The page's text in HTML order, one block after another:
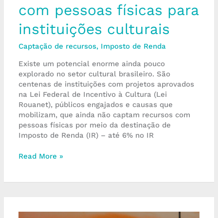
com pessoas físicas para
instituições culturais
Captação de recursos, Imposto de Renda
Existe um potencial enorme ainda pouco
explorado no setor cultural brasileiro. São
centenas de instituições com projetos aprovados
na Lei Federal de Incentivo à Cultura (Lei
Rouanet), públicos engajados e causas que
mobilizam, que ainda não captam recursos com
pessoas físicas por meio da destinação de
Imposto de Renda (IR) – até 6% no IR
Read More »